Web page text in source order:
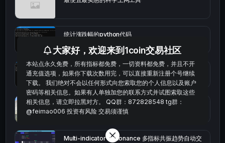
统计涨跌幅的python代码
okx的短线量化的免费版本
bybit安卓端
Multi-indicator Resonance 多指标共振趋势自动交
大家好，欢迎来到1coin交易社区
本站点永久免费，所有指标都免费，一切资料都免费，并且不开
通充值选项，如果你下载次数用完，可以直接重新注册个号继续
下载。 我们绝对不会以任何形式向您索取您的个人信息以及账户
密码等相关信息。如果有人单独加您的联系方式并试图索取这些
相关信息，请立即拉黑对方。 QQ群：872828548 tg群：
@feimao006 投资有风险 交易须谨慎